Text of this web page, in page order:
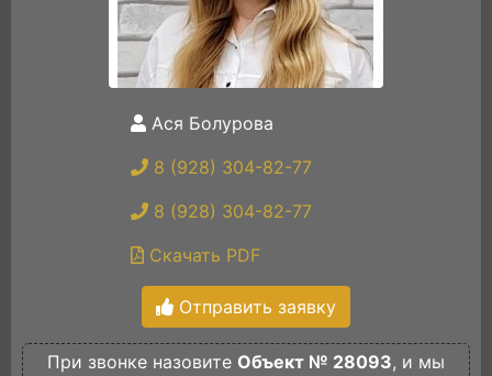
Ася Болурова
8 (928) 304-82-77
8 (928) 304-82-77
Скачать PDF
Отправить заявку
При звонке назовите Объект № 28093, и мы